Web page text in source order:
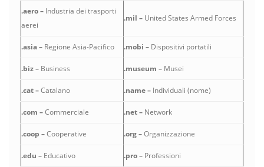
.aero – Industria dei trasporti
aerei
.mil – United States Armed Forces
.asia – Regione Asia-Pacifico .mobi – Dispositivi portatili
.biz – Business .museum – Musei
.cat –Catalano .name – Individuali (nome)
.com –Commerciale .net – Network
.coop –Cooperative .org –Organizzazione
.edu – Educativo .pro – Professioni